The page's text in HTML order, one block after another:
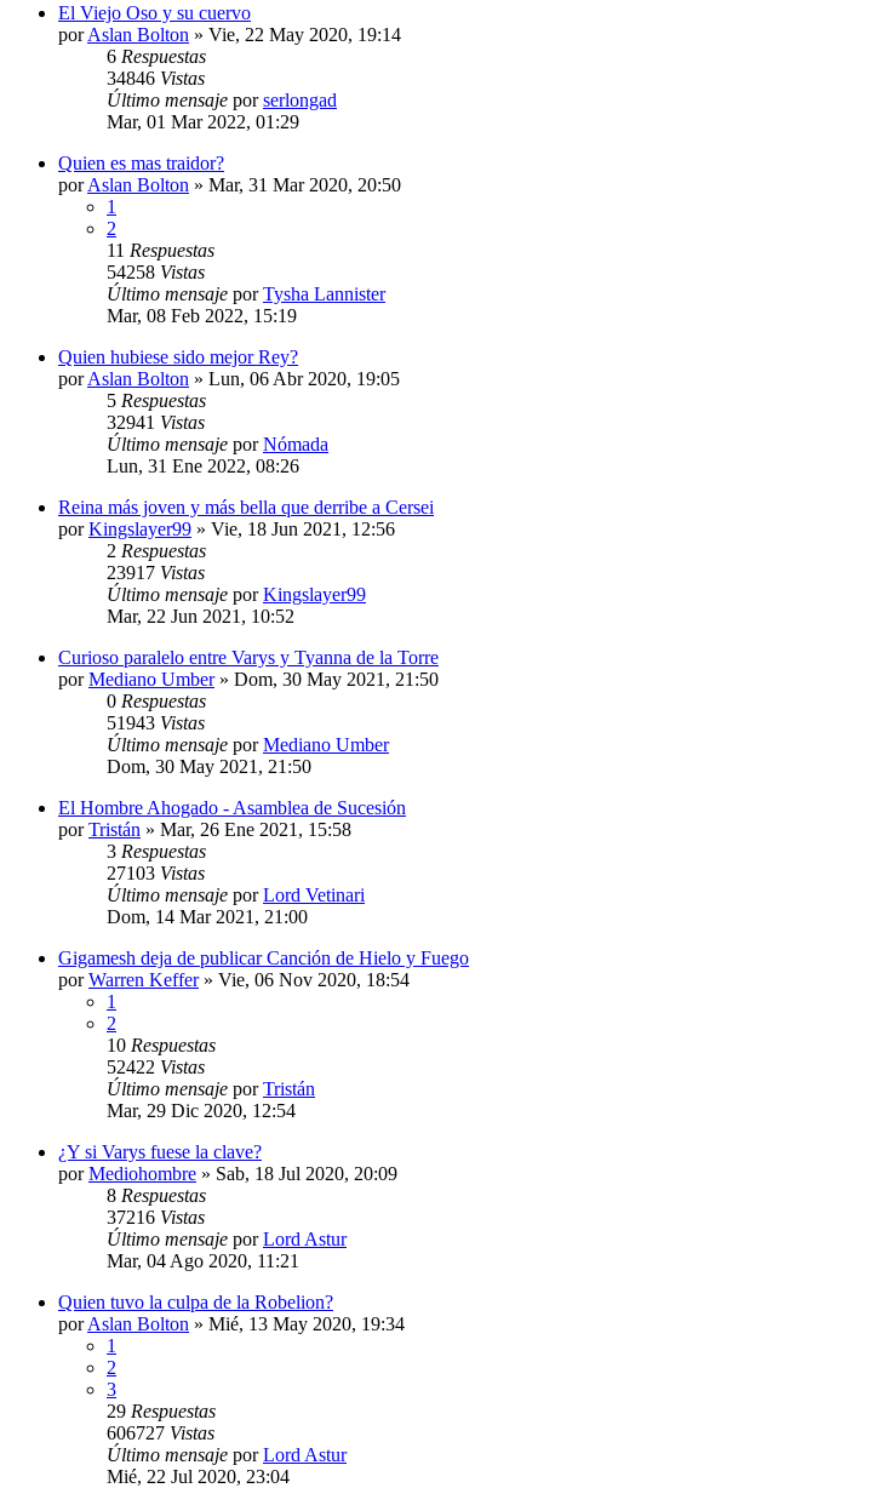
El Viejo Oso y su cuervo
porAslan Bolton » Vie, 22 May 2020, 19:14
6 Respuestas
34846 Vistas
Último mensaje porserlongad
Mar, 01 Mar 2022, 01:29
Quien es mas traidor?
porAslan Bolton » Mar, 31 Mar 2020, 20:50
1
2
11 Respuestas
54258 Vistas
Último mensaje porTysha Lannister
Mar, 08 Feb 2022, 15:19
Quien hubiese sido mejor Rey?
porAslan Bolton » Lun, 06 Abr 2020, 19:05
5 Respuestas
32941 Vistas
Último mensaje porNómada
Lun, 31 Ene 2022, 08:26
Reina más joven y más bella que derribe a Cersei
porKingslayer99 » Vie, 18 Jun 2021, 12:56
2 Respuestas
23917 Vistas
Último mensaje porKingslayer99
Mar, 22 Jun 2021, 10:52
Curioso paralelo entre Varys y Tyanna de la Torre
porMediano Umber» Dom, 30 May 2021, 21:50
0 Respuestas
51943 Vistas
Último mensaje porMediano Umber
Dom, 30 May 2021, 21:50
El Hombre Ahogado - Asamblea de Sucesión
porTristán » Mar, 26 Ene 2021, 15:58
3 Respuestas
27103 Vistas
Último mensaje porLord Vetinari
Dom, 14 Mar 2021, 21:00
Gigamesh deja de publicar Canción de Hielo y Fuego
porWarren Keffer» Vie, 06 Nov 2020, 18:54
1
2
10 Respuestas
52422 Vistas
Último mensaje porTristán
Mar, 29 Dic 2020, 12:54
¿Y si Varys fuese la clave?
porMediohombre » Sab, 18 Jul 2020, 20:09
8 Respuestas
37216 Vistas
Último mensaje porLord Astur
Mar, 04 Ago 2020, 11:21
Quien tuvo la culpa de la Robelion?
porAslan Bolton » Mié, 13 May 2020, 19:34
1
2
3
29 Respuestas
606727 Vistas
Último mensaje porLord Astur
Mié, 22 Jul 2020, 23:04